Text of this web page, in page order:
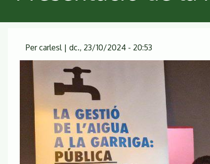
Percarlesl | dc., 23/10/2024 - 20:53